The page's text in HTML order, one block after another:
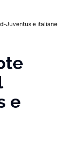
Juventus e italiane
e